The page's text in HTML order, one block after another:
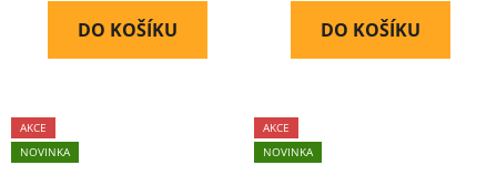
DO KOŠÍKU DO KOŠÍKU
AKCE
NOVINKA
AKCE
NOVINKA